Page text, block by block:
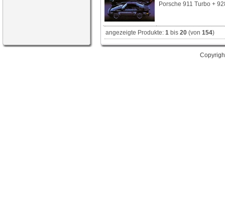
Porsche 911 Turbo +
angezeigte Produkte:1 bis20 (von154)